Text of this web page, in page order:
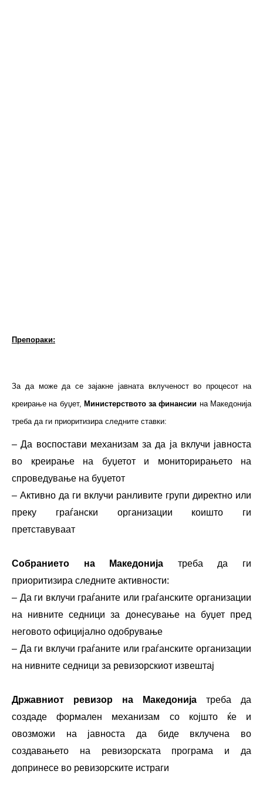
Препораки:
За да може да се зајакне јавната вклученост во процесот на
креирање на буџет, Министерството за финансии на Македонија
треба да ги приоритизира следните ставки:
– Да воспостави механизам за да ја вклучи јавноста
во креирање на буџетот и мониторирањето на
спроведување на буџетот
– Активно да ги вклучи ранливите групи директно или
преку граѓански организации коишто ги
претставуваат
Собранието на Македонија треба да ги
приоритизира следните активности:
– Да ги вклучи граѓаните или граѓанските организации
на нивните седници за донесување на буџет пред
неговото официјално одобрување
– Да ги вклучи граѓаните или граѓанските организации
на нивните седници за ревизорскиот извештај
Државниот ревизор на Македонија треба да
создаде формален механизам со којшто ќе и
овозможи на јавноста да биде вклучена во
создавањето на ревизорската програма и да
допринесе во ревизорските истраги